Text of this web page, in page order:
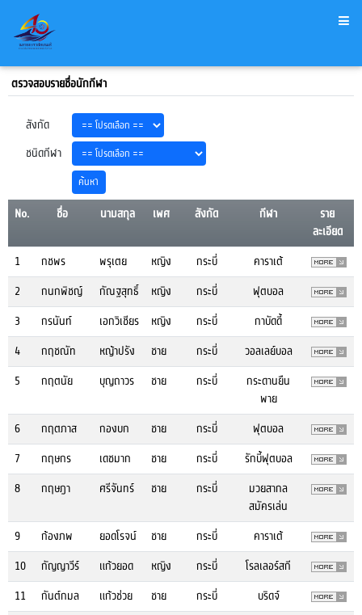
ตรวจสอบรายชื่อนักกีฬา
สังกัด
ชนิดกีฬา
No. ชื่อ นามสกุล เพศ สังกัด กีฬา
ราย
ละเอียด
1
กชพร พรุเตย หญิง กระบี่
คาราเต้
2
กนกพิชญ์ กัณฐสุทธิ์ หญิง กระบี่
ฟุตบอล
3
กรนันท์ เอกวิเชียร หญิง กระบี่
กาบัดดี้
4
กฤชณัท หญ้าปรัง ชาย กระบี่
วอลเลย์บอล
5
กฤตนัย บุญถาวร ชาย กระบี่
กระดานยืน
พาย
6
กฤตภาส กองบก ชาย กระบี่
ฟุตบอล
7
กฤษกร เดชมาก ชาย กระบี่
รักบี้ฟุตบอล
8
กฤษฎา ศรีจันทร์ ชาย กระบี่
มวยสากล
สมัครเล่น
9
ก้องภพ ยอดโรจน์ ชาย กระบี่
คาราเต้
10
กัญญาวีร์ แก้วยอด หญิง กระบี่
โรลเลอร์สกี
11
กันต์กมล แก้วช่วย ชาย กระบี่
บริดจ์